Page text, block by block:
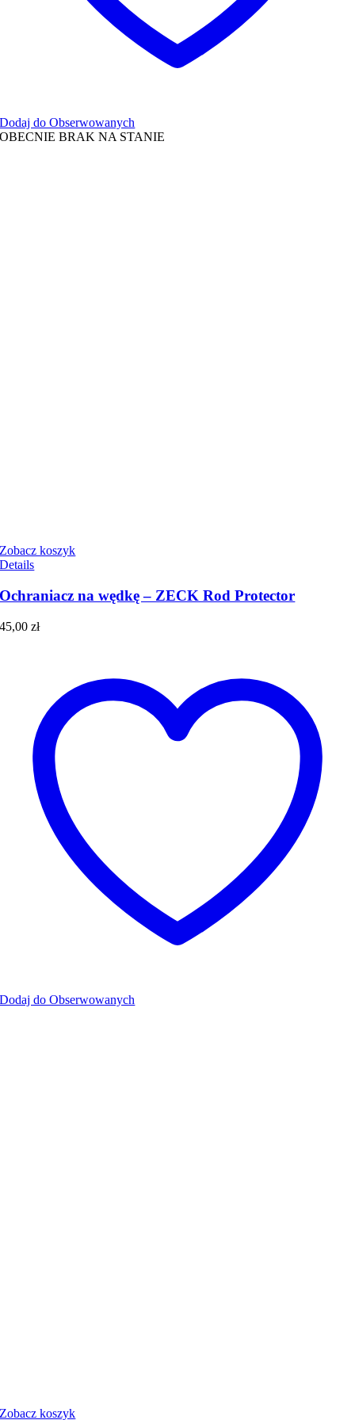
Dodaj do Obserwowanych
OBECNIE BRAK NA STANIE
Zobacz koszyk
Details
Ochraniacz na wędkę – ZECK Rod Protector
45,00zł
Dodaj do Obserwowanych
Zobacz koszyk